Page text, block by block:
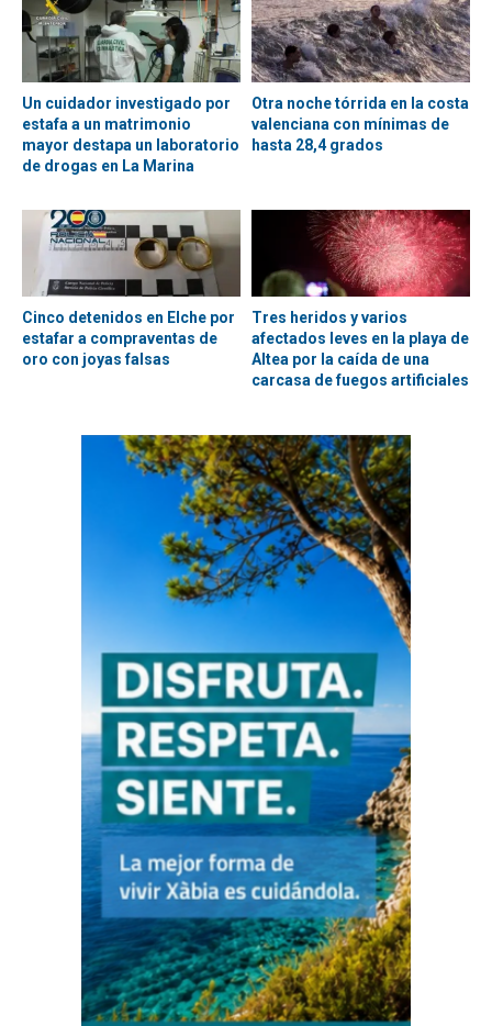
Un cuidador investigado por
estafa a un matrimonio
mayor destapa un laboratorio
de drogas en La Marina
Otra noche tórrida en la costa
valenciana con mínimas de
hasta 28,4 grados
Cinco detenidos en Elche por
estafar a compraventas de
oro con joyas falsas
Tres heridos y varios
afectados leves en la playa de
Altea por la caída de una
carcasa de fuegos artificiales